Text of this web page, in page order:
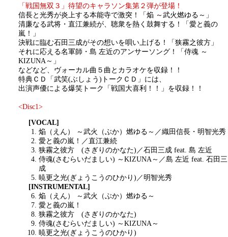
「戦国無双３」待望のキャラソン集第２弾が登場！
信長と光秀が炎上する本能寺で激突！「焔 ～武火燃ゆる～」
清廉なる武将・直江兼続が、聴衆を熱く鼓舞する！「愛と義の
嵐！」
決戦に臨む石田三成がその想いを唄い上げる！「狭霧之彼方」
それに応える名軍師・島 左近のアンサーソング！「侍魂 ～
KIZUNA～」
などなど、ヴォーカル曲５曲とカラオケを収録！！
特典ＣＤ「武笑(ぶしょう)トークＣＤ」には、
出演声優による爆笑トーク「戦国大喜利！！」を収録！！
<Disc1>
[VOCAL]
焔（えん） ～武火（ぶか）燃ゆる～／織田信長・明智光秀
愛と義の嵐！／直江兼続
狭霧之彼方 (さぎりのかなた)／石田三成 feat. 島 左近
侍魂(さむらいだましい) ～KIZUNA～／島 左近 feat. 石田三
成
暁更之光(ぎょうこうのひかり)／明智光秀
[INSTRUMENTAL]
焔（えん） ～武火（ぶか）燃ゆる～
愛と義の嵐！
狭霧之彼方 (さぎりのかなた)
侍魂(さむらいだましい) ～KIZUNA～
暁更之光(ぎょうこうのひかり)